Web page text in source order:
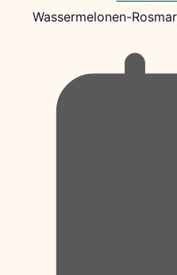
Wassermelonen-